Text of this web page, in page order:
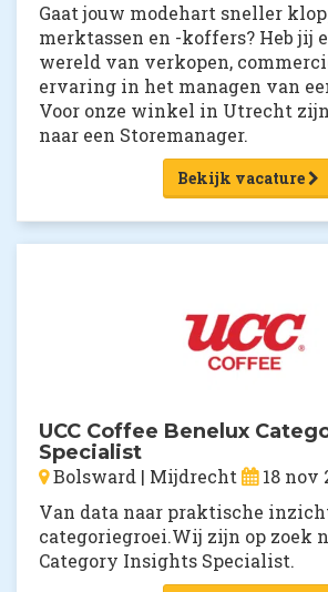
Gaat jouw modehart sneller
merktassen en -koffers? Heb jij
wereld van verkopen,
ervaring in het managen van
Voor onze winkel in Utrecht
naar een Storemanager.
Bekijk vacature
UCC Coffee Benelux
Specialist
Bolsward | Mijdrecht
18 nov
Van data naar praktische
categoriegroei.Wij zijn op zoek
Category Insights Specialist.